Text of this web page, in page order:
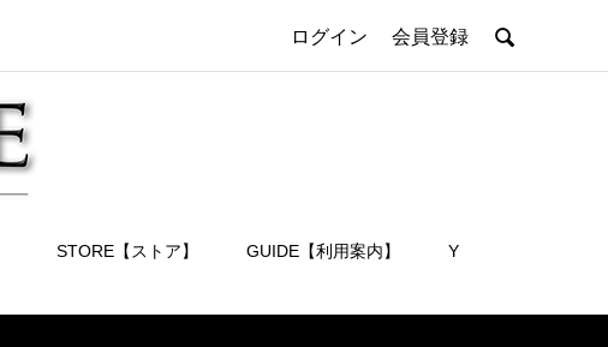
ログイン 会員登録 
STORE【ストア】 GUIDE【利用案内】 Y